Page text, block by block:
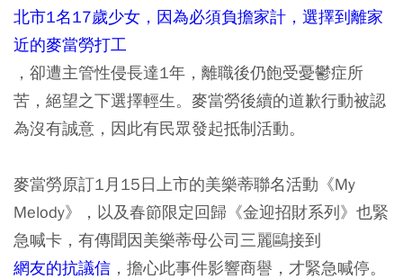
北市1名17歲少女，因為必須負擔家計，選擇到離家
近的麥當勞打工
，卻遭主管性侵長達1年，離職後仍飽受憂鬱症所
苦，絕望之下選擇輕生。麥當勞後續的道歉行動被認
為沒有誠意，因此有民眾發起抵制活動。
麥當勞原訂1月15日上市的美樂蒂聯名活動《My
Melody》，以及春節限定回歸《金迎招財系列》也緊
急喊卡，有傳聞因美樂蒂母公司三麗鷗接到
網友的抗議信 ，擔心此事件影響商譽，才緊急喊停。